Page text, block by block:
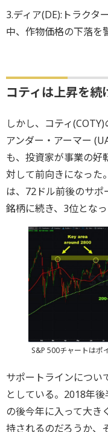
3.ディア(DE):トラクタ
中、作物価格の下落を
コティは上昇を続
しかし、コティ
アンダー・アーマー
も、投資家が事業の好
対して前向きになった
は、72ドル前後のサ
銘柄に続き、3位となっ
S&P 500チャートはポ
サポートラインについ
としている。2018年
の後今年に入って大き
持されるのだろうか、